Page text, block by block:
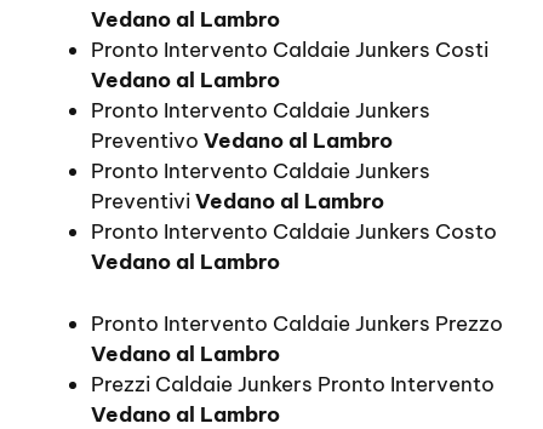
Vedano al Lambro
Pronto Intervento Caldaie Junkers Costi
Vedano al Lambro
Pronto Intervento Caldaie Junkers
Preventivo Vedano al Lambro
Pronto Intervento Caldaie Junkers
PreventiviVedano al Lambro
Pronto Intervento Caldaie Junkers Costo
Vedano al Lambro
Pronto Intervento Caldaie Junkers Prezzo
Vedano al Lambro
Prezzi Caldaie Junkers Pronto Intervento
Vedano al Lambro